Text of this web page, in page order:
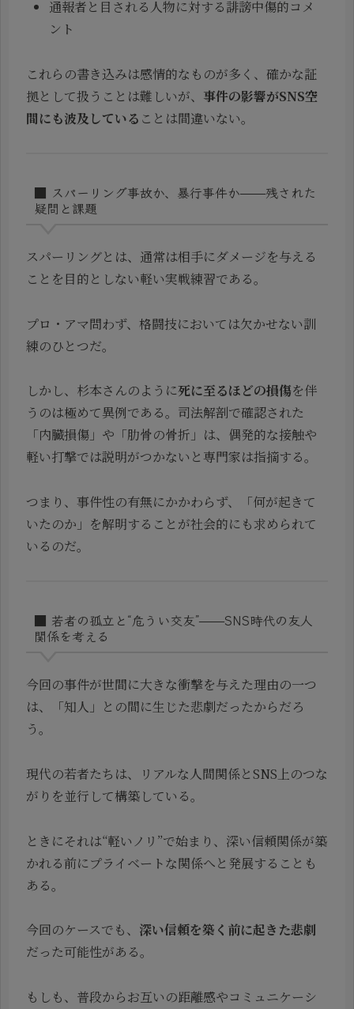
通報者と目される人物に対する誹謗中傷的コメ
ント
これらの書き込みは感情的なものが多く、確かな証
拠として扱うことは難しいが、 事件の影響がSNS空
間にも波及している ことは間違いない。
■ スパーリング事故か、暴行事件か——残された
疑問と課題
スパーリングとは、通常は相手にダメージを与える
ことを目的としない軽い実戦練習である。
プロ・アマ問わず、格闘技においては欠かせない訓
練のひとつだ。
しかし、杉本さんのように死に至るほどの損傷を伴
うのは極めて異例である。司法解剖で確認された
「内臓損傷」や「肋骨の骨折」は、偶発的な接触や
軽い打撃では説明がつかないと専門家は指摘する。
つまり、事件性の有無にかかわらず、「何が起きて
いたのか」を解明することが社会的にも求められて
いるのだ。
■ 若者の孤立と“危うい交友”——SNS時代の友人
関係を考える
今回の事件が世間に大きな衝撃を与えた理由の一つ
は、「知人」との間に生じた悲劇だったからだろ
う。
現代の若者たちは、リアルな人間関係とSNS上のつな
がりを並行して構築している。
ときにそれは“軽いノリ”で始まり、深い信頼関係が築
かれる前にプライベートな関係へと発展することも
ある。
今回のケースでも、 深い信頼を築く前に起きた悲劇
だった可能性がある。
もしも、普段からお互いの距離感やコミュニケーシ